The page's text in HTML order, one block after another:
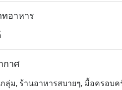
ด็กๆ
ชื่อเสียงอย่างมากเรื่อง อาหารทะ
และ ชีสเค้กซิกเนเจอร์ ที่หลายค
ทอาหาร
กาศ
ลุ่ม, ร้านอาหารสบายๆ, มื้อครอบค